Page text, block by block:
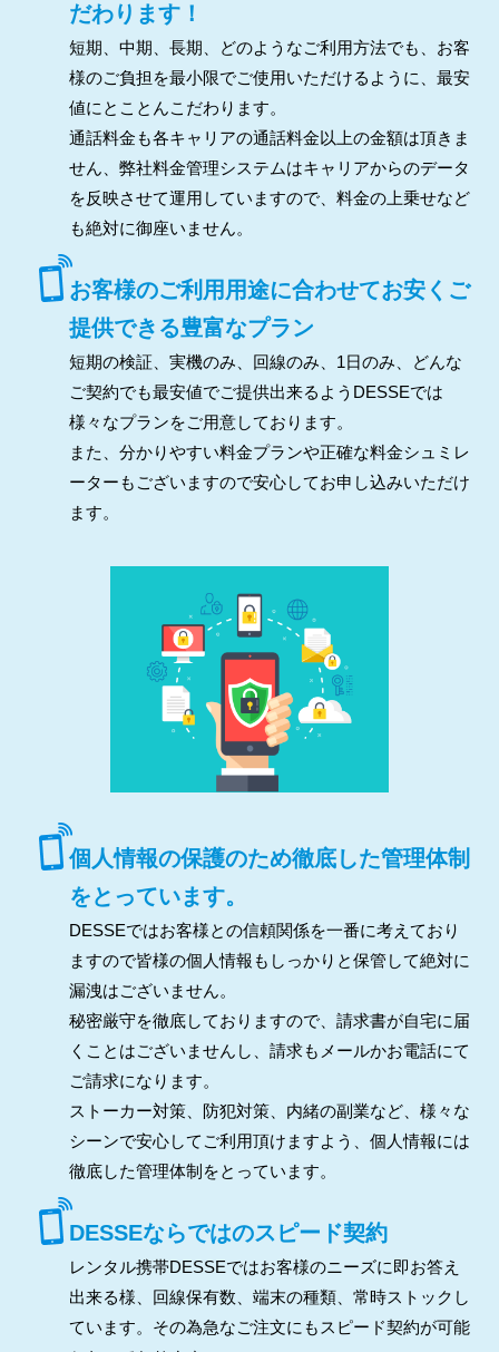
だわります！
短期、中期、長期、どのようなご利用方法でも、お客
様のご負担を最小限でご使用いただけるように、最安
値にとことんこだわります。
通話料金も各キャリアの通話料金以上の金額は頂きま
せん、弊社料金管理システムはキャリアからのデータ
を反映させて運用していますので、料金の上乗せなど
も絶対に御座いません。
お客様のご利用用途に合わせてお安くご
提供できる豊富なプラン
短期の検証、実機のみ、回線のみ、1日のみ、どんな
ご契約でも最安値でご提供出来るようDESSEでは
様々なプランをご用意しております。
また、分かりやすい料金プランや正確な料金シュミレ
ーターもございますので安心してお申し込みいただけ
ます。
個人情報の保護のため徹底した管理体制
をとっています。
DESSEではお客様との信頼関係を一番に考えており
ますので皆様の個人情報もしっかりと保管して絶対に
漏洩はございません。
秘密厳守を徹底しておりますので、請求書が自宅に届
くことはございませんし、請求もメールかお電話にて
ご請求になります。
ストーカー対策、防犯対策、内緒の副業など、様々な
シーンで安心してご利用頂けますよう、個人情報には
徹底した管理体制をとっています。
DESSEならではのスピード契約
レンタル携帯DESSEではお客様のニーズに即お答え
出来る様、回線保有数、端末の種類、常時ストックし
ています。その為急なご注文にもスピード契約が可能